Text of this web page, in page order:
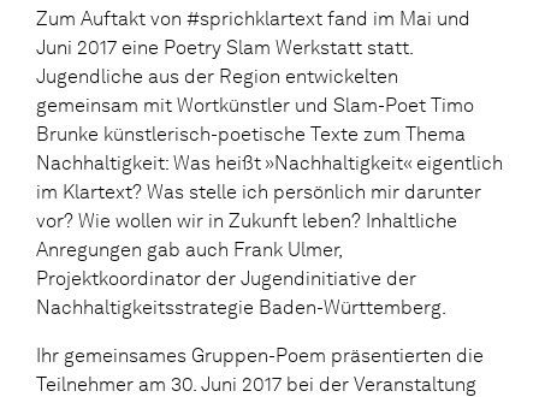
Zum Auftakt von #sprichklartext fand im Mai und
Juni 2017 eine Poetry Slam Werkstatt statt.
Jugendliche aus der Region entwickelten
gemeinsam mit Wortkünstler und Slam-Poet Timo
Brunke künstlerisch-poetische Texte zum Thema
Nachhaltigkeit: Was heißt »Nachhaltigkeit« eigentlich
im Klartext? Was stelle ich persönlich mir darunter
vor? Wie wollen wir in Zukunft leben? Inhaltliche
Anregungen gab auch Frank Ulmer,
Projektkoordinator der Jugendinitiative der
Nachhaltigkeitsstrategie Baden-Württemberg.
Ihr gemeinsames Gruppen-Poem präsentierten die
Teilnehmer am 30. Juni 2017 bei der Veranstaltung